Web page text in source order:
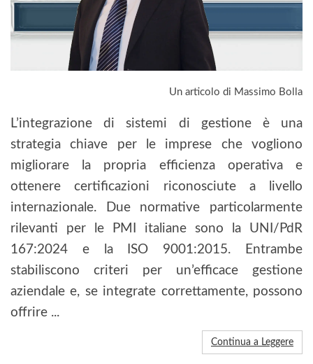
Un articolo di Massimo Bolla
L’integrazione di sistemi di gestione è una
strategia chiave per le imprese che vogliono
migliorare la propria efficienza operativa e
ottenere certificazioni riconosciute a livello
internazionale. Due normative particolarmente
rilevanti per le PMI italiane sono la UNI/PdR
167:2024 e la ISO 9001:2015. Entrambe
stabiliscono criteri per un’efficace gestione
aziendale e, se integrate correttamente, possono
offrire ...
Continua a Leggere